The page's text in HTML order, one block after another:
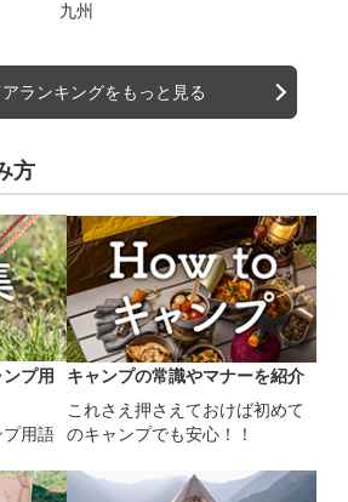
九州
ランキングをもっと見る
方
プ用
用語
キャンプの常識やマナーを紹介
これさえ押さえておけば初めて
のキャンプでも安心！！